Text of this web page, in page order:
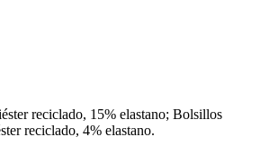
reciclado, 15% elastano; Bolsillos
reciclado, 4% elastano.